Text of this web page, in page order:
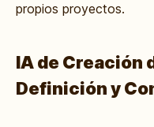
propios proyectos.
IA de Creación
Definición y